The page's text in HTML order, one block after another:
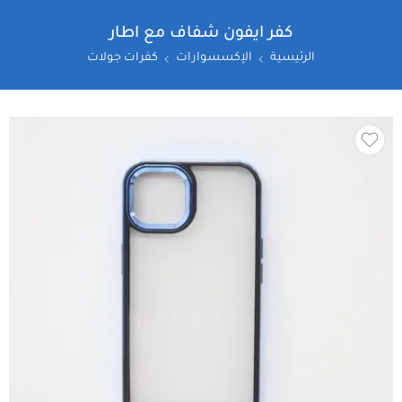
كفر ايفون شفاف مع اطار
الرئيسية الإكسسوارات كفرات جولات